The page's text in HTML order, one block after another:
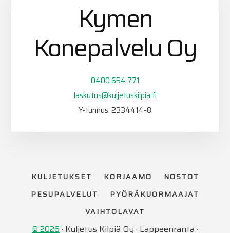
Kymen
Konepalvelu Oy
0400 654 771
laskutus@kuljetuskilpia.fi
Y-tunnus: 2334414-8
KULJETUKSET KORJAAMO
NOSTOT
PESUPALVELUT
PYÖRÄKUORMAAJAT
VAIHTOLAVAT
© 2026· Kuljetus Kilpiä Oy · Lappeenranta ·